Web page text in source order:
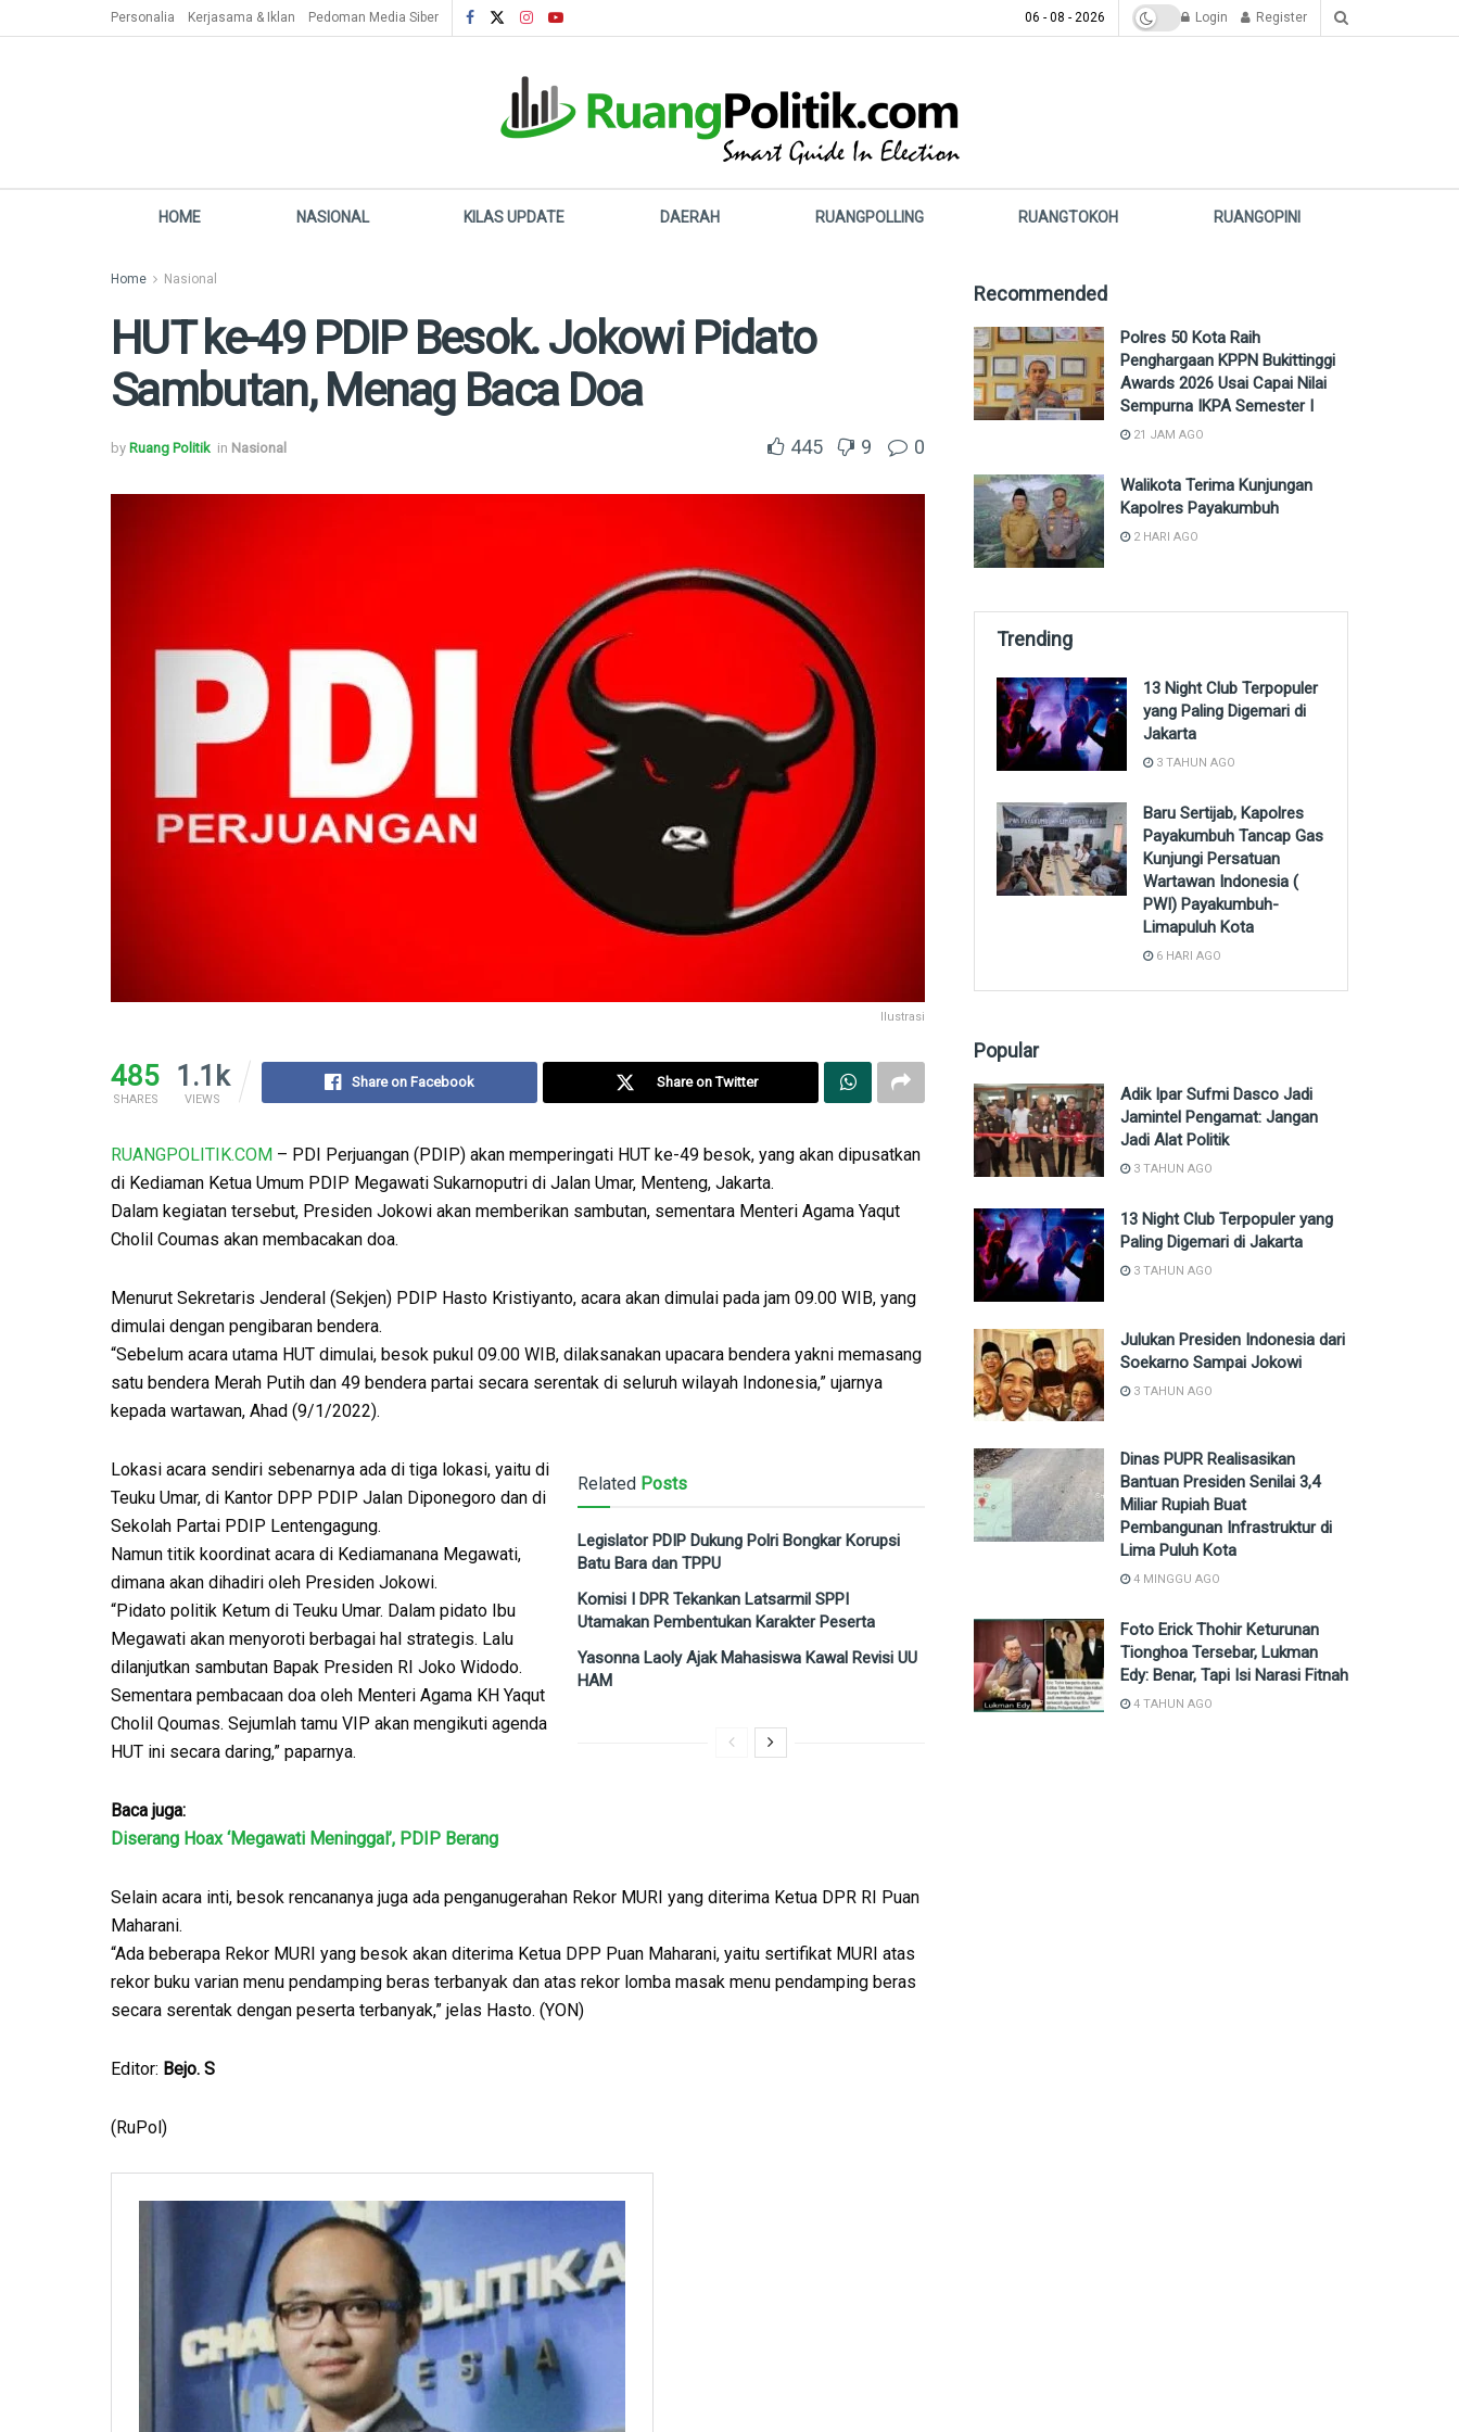
Personalia Kerjasama & Iklan Pedoman Media Siber 06 - 08 - 2026 Login Register
HOME NASIONAL KILAS UPDATE DAERAH RUANGPOLLING RUANGTOKOH RUANGOPINI
Home Nasional
HUT ke-49 PDIP Besok. Jokowi Pidato
Sambutan, Menag Baca Doa
by Ruang Politik in Nasional 445 9 0
Ilustrasi
485
SHARES
1.1k
VIEWS
Share on Facebook Share on Twitter
RUANGPOLITIK.COM – PDI Perjuangan (PDIP) akan memperingati HUT ke-49 besok, yang akan dipusatkan
di Kediaman Ketua Umum PDIP Megawati Sukarnoputri di Jalan Umar, Menteng, Jakarta.
Dalam kegiatan tersebut, Presiden Jokowi akan memberikan sambutan, sementara Menteri Agama Yaqut
Cholil Coumas akan membacakan doa.
Menurut Sekretaris Jenderal (Sekjen) PDIP Hasto Kristiyanto, acara akan dimulai pada jam 09.00 WIB, yang
dimulai dengan pengibaran bendera.
“Sebelum acara utama HUT dimulai, besok pukul 09.00 WIB, dilaksanakan upacara bendera yakni memasang
satu bendera Merah Putih dan 49 bendera partai secara serentak di seluruh wilayah Indonesia,” ujarnya
kepada wartawan, Ahad (9/1/2022).
Related Posts
Legislator PDIP Dukung Polri Bongkar Korupsi
Batu Bara dan TPPU
Komisi I DPR Tekankan Latsarmil SPPI
Utamakan Pembentukan Karakter Peserta
Yasonna Laoly Ajak Mahasiswa Kawal Revisi UU
HAM
Lokasi acara sendiri sebenarnya ada di tiga lokasi, yaitu di
Teuku Umar, di Kantor DPP PDIP Jalan Diponegoro dan di
Sekolah Partai PDIP Lentengagung.
Namun titik koordinat acara di Kediamanana Megawati,
dimana akan dihadiri oleh Presiden Jokowi.
“Pidato politik Ketum di Teuku Umar. Dalam pidato Ibu
Megawati akan menyoroti berbagai hal strategis. Lalu
dilanjutkan sambutan Bapak Presiden RI Joko Widodo.
Sementara pembacaan doa oleh Menteri Agama KH Yaqut
Cholil Qoumas. Sejumlah tamu VIP akan mengikuti agenda
HUT ini secara daring,” paparnya.
Baca juga:
Diserang Hoax ‘Megawati Meninggal’, PDIP Berang
Selain acara inti, besok rencananya juga ada penganugerahan Rekor MURI yang diterima Ketua DPR RI Puan
Maharani.
“Ada beberapa Rekor MURI yang besok akan diterima Ketua DPP Puan Maharani, yaitu sertifikat MURI atas
rekor buku varian menu pendamping beras terbanyak dan atas rekor lomba masak menu pendamping beras
secara serentak dengan peserta terbanyak,” jelas Hasto. (YON)
Editor: Bejo. S
(RuPol)
Recommended
Polres 50 Kota Raih
Penghargaan KPPN Bukittinggi
Awards 2026 Usai Capai Nilai
Sempurna IKPA Semester I
21 JAM AGO
Walikota Terima Kunjungan
Kapolres Payakumbuh
2 HARI AGO
Trending
13 Night Club Terpopuler
yang Paling Digemari di
Jakarta
3 TAHUN AGO
Baru Sertijab, Kapolres
Payakumbuh Tancap Gas
Kunjungi Persatuan
Wartawan Indonesia (
PWI) Payakumbuh-
Limapuluh Kota
6 HARI AGO
Popular
Adik Ipar Sufmi Dasco Jadi
Jamintel Pengamat: Jangan
Jadi Alat Politik
3 TAHUN AGO
13 Night Club Terpopuler yang
Paling Digemari di Jakarta
3 TAHUN AGO
Julukan Presiden Indonesia dari
Soekarno Sampai Jokowi
3 TAHUN AGO
Dinas PUPR Realisasikan
Bantuan Presiden Senilai 3,4
Miliar Rupiah Buat
Pembangunan Infrastruktur di
Lima Puluh Kota
4 MINGGU AGO
Foto Erick Thohir Keturunan
Tionghoa Tersebar, Lukman
Edy: Benar, Tapi Isi Narasi Fitnah
4 TAHUN AGO